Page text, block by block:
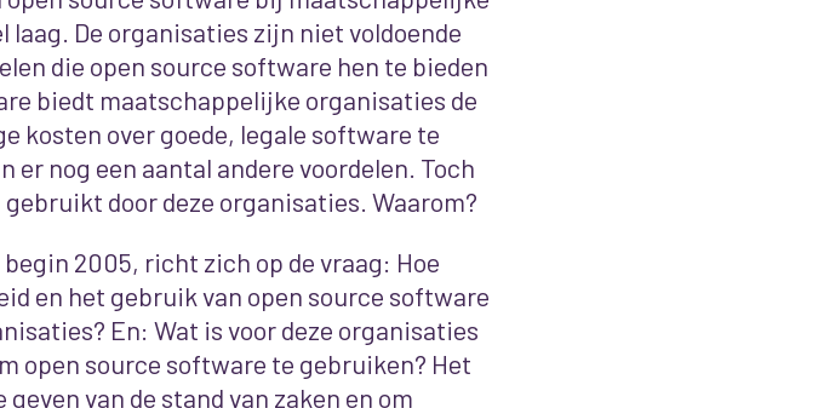
De organisaties zijn niet voldoende
die open source software hen te bieden
biedt maatschappelijke organisaties de
kosten over goede, legale software te
er nog een aantal andere voordelen. Toch
door deze organisaties. Waarom?
2005, richt zich op de vraag: Hoe
en het gebruik van open source software
En: Wat is voor deze organisaties
open source software te gebruiken? Het
van de stand van zaken en om